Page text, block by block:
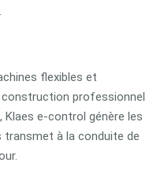
flexibles et
construction professionnel
Klaes e-control génère les
à la conduite de